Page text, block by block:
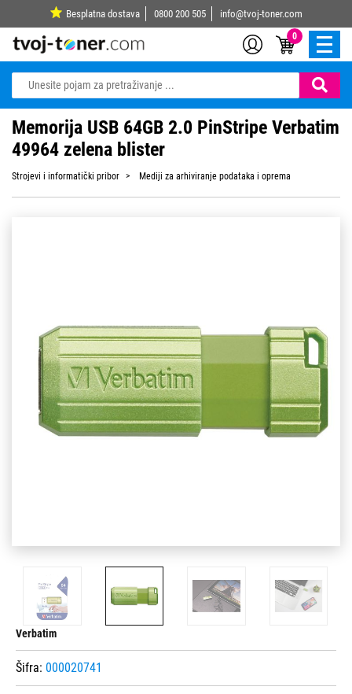
Besplatna dostava 0800 200 505 info@tvoj-toner.com
0
Memorija USB 64GB 2.0 PinStripe Verbatim
49964 zelena blister
Strojevi i informatički pribor Mediji za arhiviranje podataka i oprema
Verbatim
Šifra: 000020741